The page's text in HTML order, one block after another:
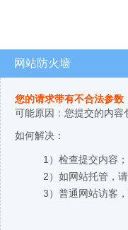
网站防火墙
您的请求带有不合法参数
可能原因：您提交的内容
如何解决：
1）检查提交内容；
2）如网站托管，
3）普通网站访客